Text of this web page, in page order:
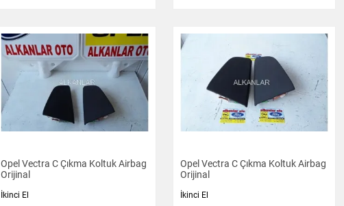
Opel Vectra C Çıkma Koltuk Airbag
Orijinal
İkinci El
Opel Vectra C Çıkma Koltuk Airbag
Orijinal
İkinci El